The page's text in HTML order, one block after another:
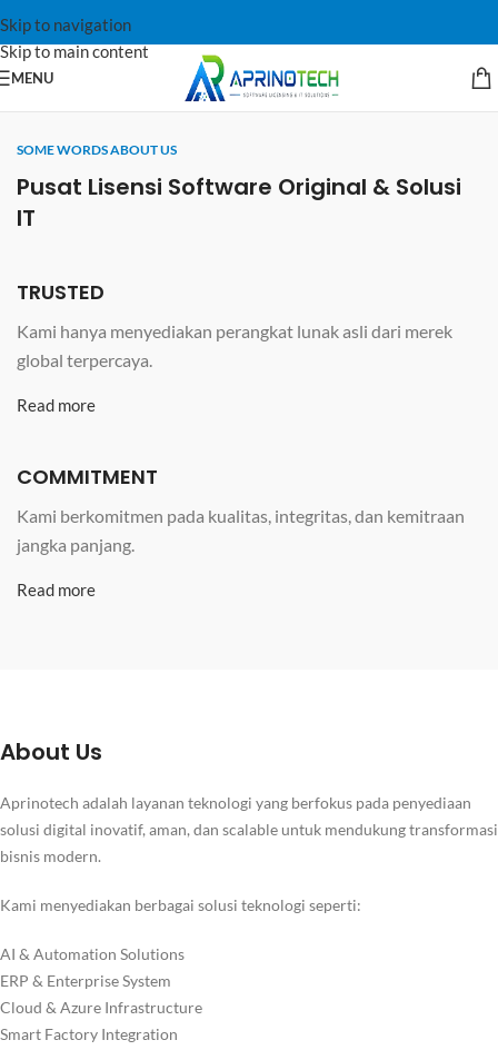
Skip to navigation
Skip to main content
MENU
SOME WORDS ABOUT US
Pusat Lisensi Software Original & Solusi
IT
TRUSTED
Kami hanya menyediakan perangkat lunak asli dari merek
global terpercaya.
Read more
COMMITMENT
Kami berkomitmen pada kualitas, integritas, dan kemitraan
jangka panjang.
Read more
About Us
Aprinotech adalah layanan teknologi yang berfokus pada penyediaan
solusi digital inovatif, aman, dan scalable untuk mendukung transformasi
bisnis modern.
Kami menyediakan berbagai solusi teknologi seperti:
AI & Automation Solutions
ERP & Enterprise System
Cloud & Azure Infrastructure
Smart Factory Integration